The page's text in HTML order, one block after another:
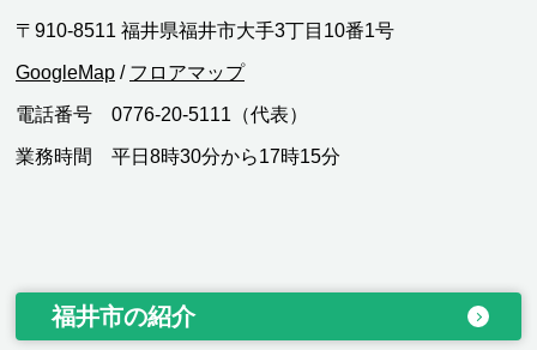
〒910-8511 福井県福井市大手3丁目10番1号
GoogleMap / フロアマップ
電話番号 0776-20-5111（代表）
業務時間 平日8時30分から17時15分
福井市の紹介